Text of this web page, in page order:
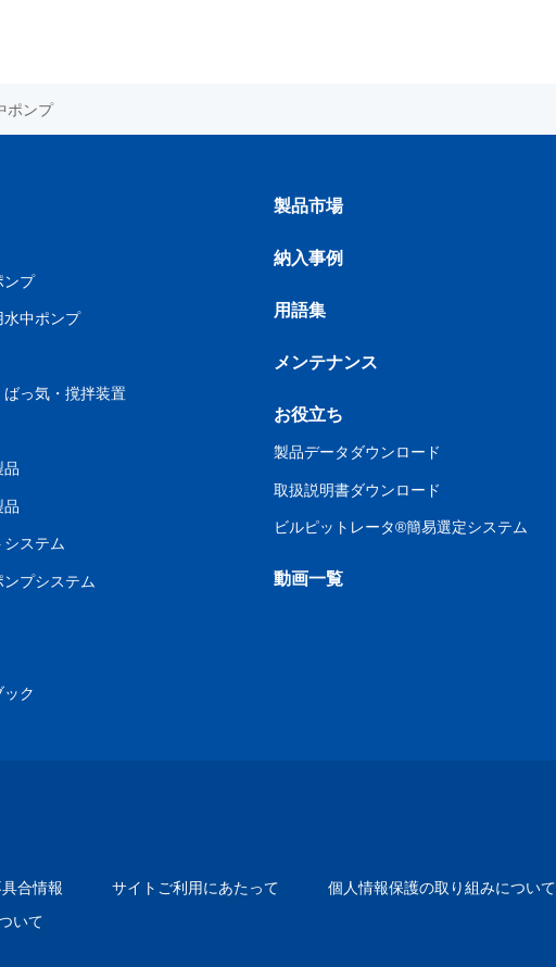
ポンプ
ンプ
水中ポンプ
っ気・撹拌装置
品
品
ステム
プシステム
ク
製品市場
納入事例
用語集
メンテナンス
お役立ち
製品データダウンロード
取扱説明書ダウンロード
ビルピットレータ®簡易選定システム
動画一覧
合情報 サイトご利用にあたって
個人情報保護の取り組みについて
いて